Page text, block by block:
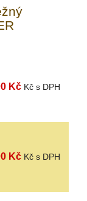
Kč Kč s DPH
Kč Kč s DPH